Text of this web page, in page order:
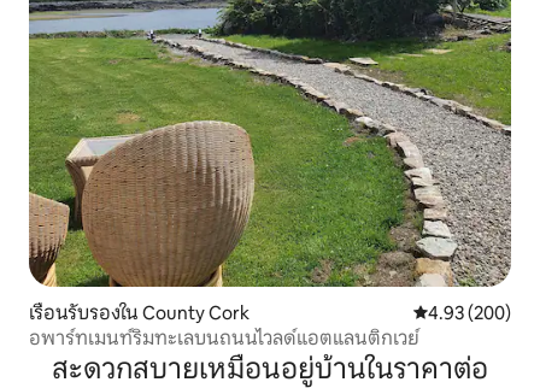
เรือนรับรองใน County Cork คะแนนเฉลี่ย
4.93 (200)
อพาร์ทเมนท์ริมทะเลบนถนนไวลด์แอตแลนติกเวย์
สะดวกสบายเหมือนอยู่บ้านในราคาต่อ